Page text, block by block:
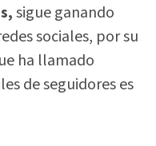
sigue ganando
sociales, por su
ha llamado
de seguidores es